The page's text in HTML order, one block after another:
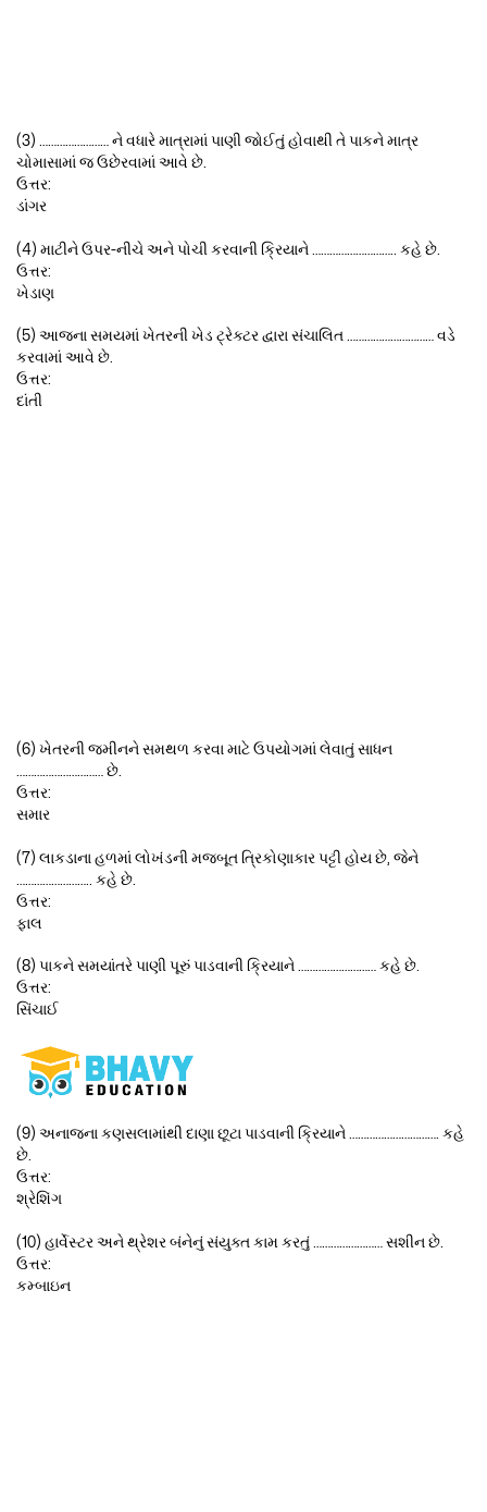
(3) …………………… ને વધારે માત્રામાં પાણી જોઈતું હોવાથી તે પાકને માત્ર
ચોમાસામાં જ ઉછેરવામાં આવે છે.
ઉત્તર:
ડાંગર
(4) માટીને ઉપર-નીચે અને પોચી કરવાની ક્રિયાને ……………………….. કહે છે.
ઉત્તર:
ખેડાણ
(5) આજના સમયમાં ખેતરની ખેડ ટ્રેક્ટર દ્વારા સંચાલિત ………………………… વડે
કરવામાં આવે છે.
ઉત્તર:
દાંતી
(6) ખેતરની જમીનને સમથળ કરવા માટે ઉપયોગમાં લેવાતું સાધન
………………………… છે.
ઉત્તર:
સમાર
(7) લાકડાના હળમાં લોખંડની મજબૂત ત્રિકોણાકાર પટ્ટી હોય છે, જેને
…………………….. કહે છે.
ઉત્તર:
ફાલ
(8) પાકને સમયાંતરે પાણી પૂરું પાડવાની ક્રિયાને ……………………… કહે છે.
ઉત્તર:
સિંચાઈ
(9) અનાજના કણસલામાંથી દાણા છૂટા પાડવાની ક્રિયાને …………………………. કહે
છે.
ઉત્તર:
શ્રેશિંગ
(10) હાર્વેસ્ટર અને થ્રેશર બંનેનું સંયુક્ત કામ કરતું …………………… સશીન છે.
ઉત્તર:
કમ્બાઇન